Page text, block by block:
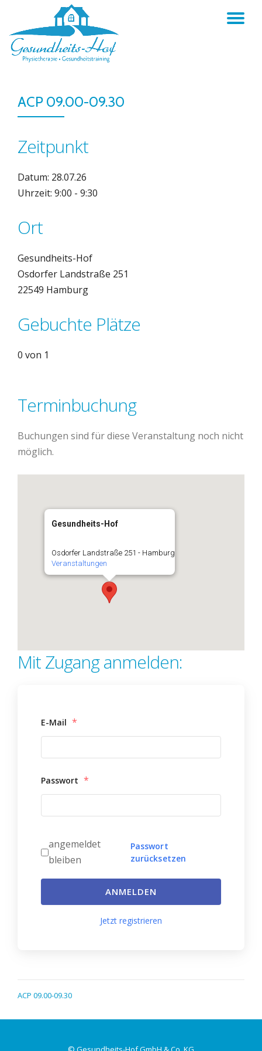
content
ACP 09.00-09.30
Zeitpunkt
Datum: 28.07.26
Uhrzeit: 9:00 - 9:30
Ort
Gesundheits-Hof
Osdorfer Landstraße 251
22549 Hamburg
Gebuchte Plätze
0 von 1
Terminbuchung
Buchungen sind für diese Veranstaltung noch nicht
möglich.
Gesundheits-Hof
Osdorfer Landstraße 251 - Hamburg
Veranstaltungen
Mit Zugang anmelden:
E-Mail *
Passwort *
angemeldet
bleiben
Passwort
zurücksetzen
ANMELDEN
Jetzt registrieren
ACP 09.00-09.30